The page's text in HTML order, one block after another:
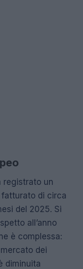
registrato un
di circa
del 2025. Si
all’anno
è complessa:
dei
diminuita